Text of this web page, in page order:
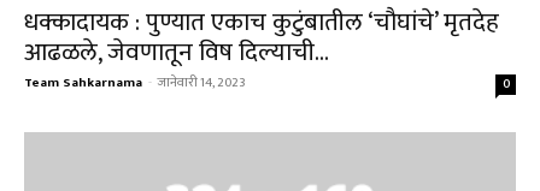
धक्कादायक : पुण्यात एकाच कुटुंबातील ‘चौघांचे’ मृतदेह
आढळले, जेवणातून विष दिल्याची...
Team Sahkarnama - जानेवारी 14, 2023 0